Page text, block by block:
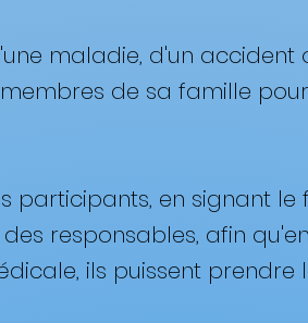
maladie, d'un
de sa famille
participants, en signant
responsables, afin
ils puissent